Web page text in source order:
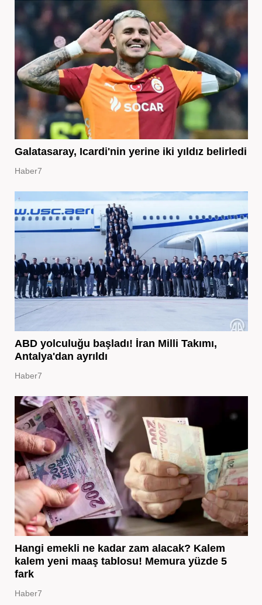
Galatasaray, Icardi'nin yerine iki yıldız belirledi
Haber7
ABD yolculuğu başladı! İran Milli Takımı,
Antalya'dan ayrıldı
Haber7
Hangi emekli ne kadar zam alacak? Kalem
kalem yeni maaş tablosu! Memura yüzde 5
fark
Haber7